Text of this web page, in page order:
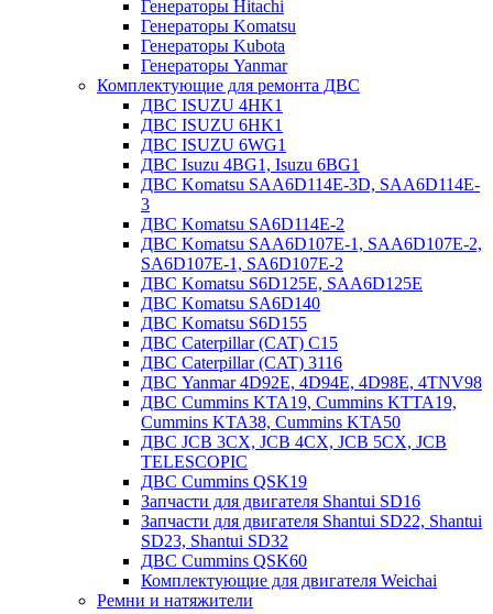
Генераторы Hitachi
Генераторы Komatsu
Генераторы Kubota
Генераторы Yanmar
Комплектующие для ремонта ДВС
ДВС ISUZU 4HK1
ДВС ISUZU 6HK1
ДВС ISUZU 6WG1
ДВС Isuzu 4BG1, Isuzu 6BG1
ДВС Komatsu SAA6D114E-3D, SAA6D114E-
3
ДВС Komatsu SA6D114E-2
ДВС Komatsu SAA6D107E-1, SAA6D107E-2,
SA6D107E-1, SA6D107E-2
ДВС Komatsu S6D125E, SAA6D125E
ДВС Komatsu SA6D140
ДВС Komatsu S6D155
ДВС Caterpillar (CAT) C15
ДВС Caterpillar (CAT) 3116
ДВС Yanmar 4D92E, 4D94E, 4D98E, 4TNV98
ДВС Cummins KTA19, Cummins KTTA19,
Cummins KTA38, Cummins KTA50
ДВС JCB 3CX, JCB 4CX, JCB 5CX, JCB
TELESCOPIC
ДВС Cummins QSK19
Запчасти для двигателя Shantui SD16
Запчасти для двигателя Shantui SD22, Shantui
SD23, Shantui SD32
ДВС Cummins QSK60
Комплектующие для двигателя Weichai
Ремни и натяжители